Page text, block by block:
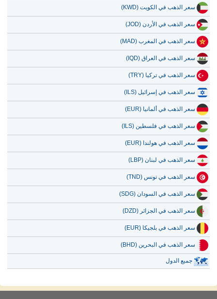
سعر الذهب في الكويت (KWD)
سعر الذهب في الأردن (JOD)
سعر الذهب في المغرب (MAD)
سعر الذهب في العراق (IQD)
سعر الذهب في تركيا (TRY)
سعر الذهب في إسرائيل (ILS)
سعر الذهب في ألمانيا (EUR)
سعر الذهب في فلسطين (ILS)
سعر الذهب في هولندا (EUR)
سعر الذهب في لبنان (LBP)
سعر الذهب في تونس (TND)
سعر الذهب في السودان (SDG)
سعر الذهب في الجزائر (DZD)
سعر الذهب في بلجيكا (EUR)
سعر الذهب في البحرين (BHD)
جميع الدول